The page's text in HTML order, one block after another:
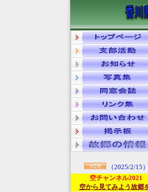
（2025/2/15）
空チャンネル2021
空から見てみよう故郷